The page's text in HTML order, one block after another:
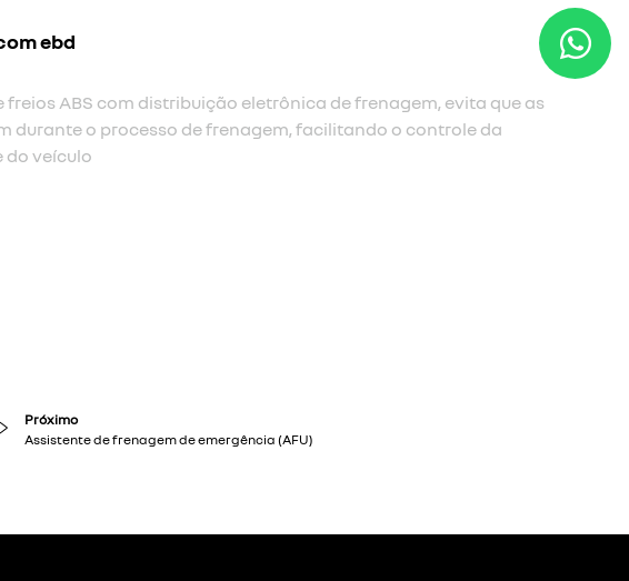
de frenagem de emergência (afu)
à frenagem de emergência é acionado e amplifica a frenagem
o motorista passa muito rapidamente entre o acelerador e o pedal do